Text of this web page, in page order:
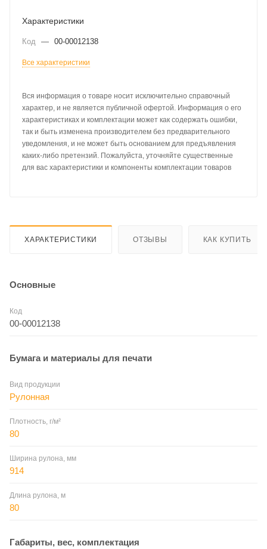
Характеристики
Код — 00-00012138
Все характеристики
Вся информация о товаре носит исключительно справочный
характер, и не является публичной офертой. Информация о его
характеристиках и комплектации может как содержать ошибки,
так и быть изменена производителем без предварительного
уведомления, и не может быть основанием для предъявления
каких-либо претензий. Пожалуйста, уточняйте существенные
для вас характеристики и компоненты комплектации товаров
ХАРАКТЕРИСТИКИ ОТЗЫВЫ КАК КУПИТЬ
Основные
Код
00-00012138
Бумага и материалы для печати
Вид продукции
Рулонная
Плотность, г/м²
80
Ширина рулона, мм
914
Длина рулона, м
80
Габариты, вес, комплектация